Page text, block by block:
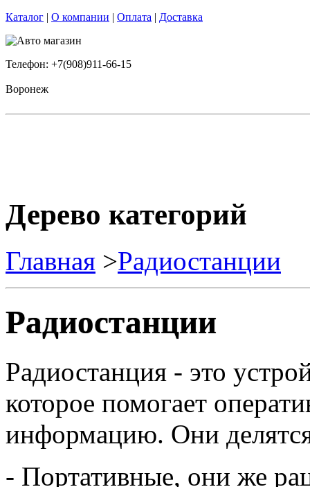
Каталог | О компании | Оплата | Доставка
Телефон: +7(908)911-66-15
Воронеж
Дерево категорий
Главная >Радиостанции
Радиостанции
Радиостанция - это
которое помогает
информацию. Они
- Портативные, они же